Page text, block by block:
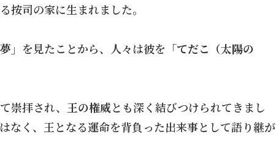
按司の家に生まれました。
」を見たことから、人々は彼を「てだこ（太陽の
崇拝され、 王の権威とも深く結びつけられてきまし
なく、王となる運命を背負った出来事として語り継が